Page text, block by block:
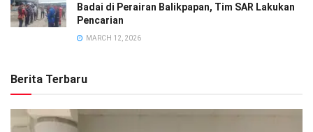
Badai di Perairan Balikpapan, Tim SAR Lakukan
Pencarian
MARCH 12, 2026
Berita Terbaru